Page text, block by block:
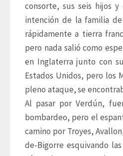
consorte, sus seis hijos
intención de la familia
rápidamente a tierra
pero nada salió como
en Inglaterra junto con
Estados Unidos, pero los
pleno ataque, se
Al pasar por Verdún,
bombardeo, pero el
camino por Troyes,
de-Bigorre esquivando